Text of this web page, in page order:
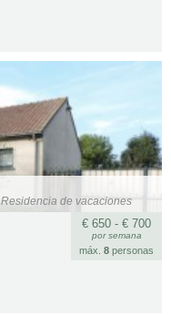
Residencia de vacaciones
€ 650 - € 700
por semana
máx. 8 personas